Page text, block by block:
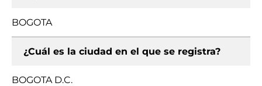
BOGOTA
¿Cuál es la ciudad en el que se registra?
BOGOTA D.C.